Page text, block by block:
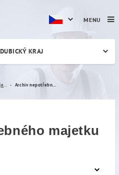
KRAJ
majetku
MENU